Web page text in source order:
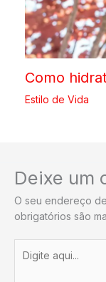
Como
Estilo de Vida
Deixe um
O seu endereço
obrigatórios são
aqui...